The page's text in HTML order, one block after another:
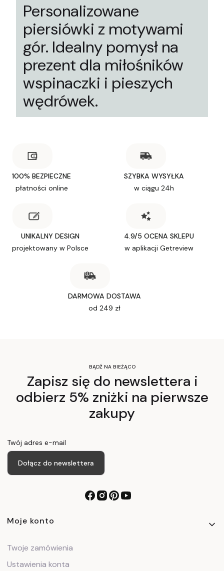
Personalizowane
piersiówki z motywami
gór. Idealny pomysł na
prezent dla miłośników
wspinaczki i pieszych
wędrówek.
100% BEZPIECZNE
płatności online
SZYBKA WYSYŁKA
w ciągu 24h
UNIKALNY DESIGN
projektowany w Polsce
4.9/5 OCENA SKLEPU
w aplikacji Getreview
DARMOWA DOSTAWA
od 249 zł
BĄDŹ NA BIEŻĄCO
Zapisz się do newslettera i
odbierz 5% zniżki na pierwsze
zakupy
Twój adres e-mail
Dołącz do newslettera
Linki w stopce
Moje konto
Twoje zamówienia
Ustawienia konta